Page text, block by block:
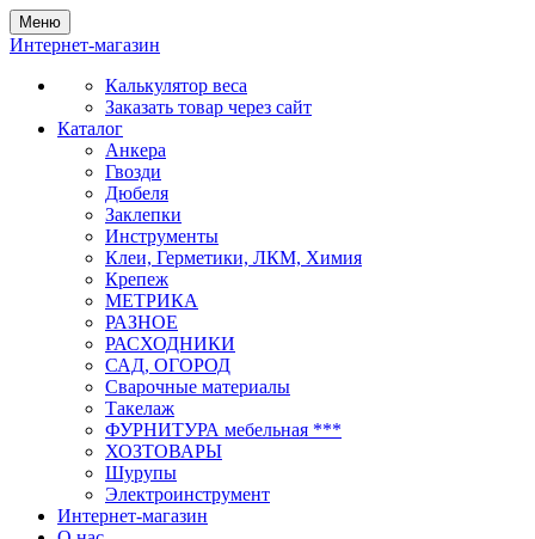
Меню
Интернет-магазин
Калькулятор веса
Заказать товар через сайт
Каталог
Анкера
Гвозди
Дюбеля
Заклепки
Инструменты
Клеи, Герметики, ЛКМ, Химия
Крепеж
МЕТРИКА
РАЗНОЕ
РАСХОДНИКИ
САД, ОГОРОД
Сварочные материалы
Такелаж
ФУРНИТУРА мебельная ***
ХОЗТОВАРЫ
Шурупы
Электроинструмент
Интернет-магазин